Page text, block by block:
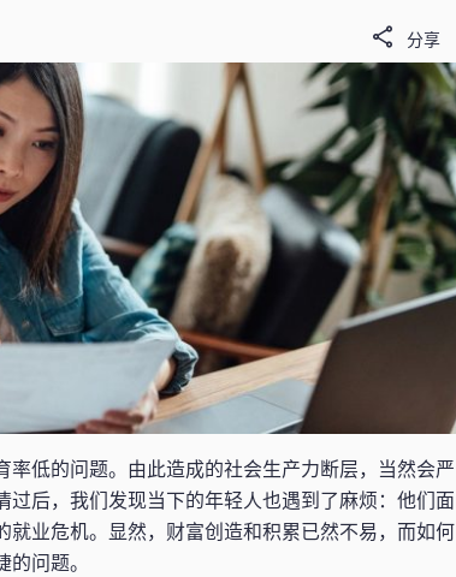
分享
低的问题。由此造成的社会生产力断层，当然会严
后，我们发现当下的年轻人也遇到了麻烦：他们面
业危机。显然，财富创造和积累已然不易，而如何
问题。